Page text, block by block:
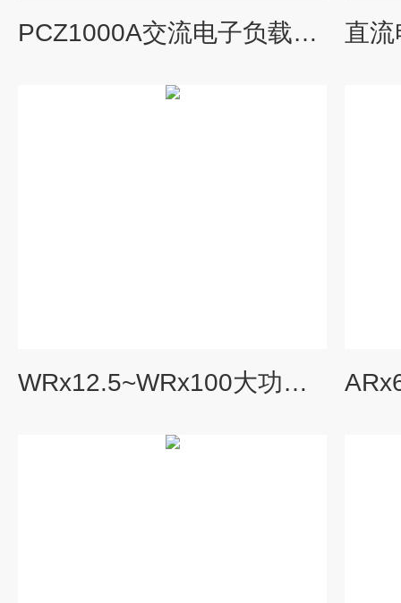
PCZ1000A交流电子负载厂家 示波器电源通用仪器
WRx12.5~WRx100大功率直流电子负载 示波器电源通用仪器